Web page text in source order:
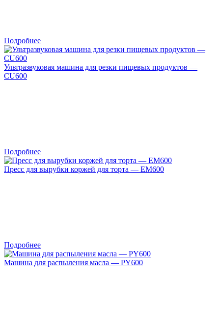
Подробнее
Ультразвуковая машина для резки пищевых продуктов —
CU600
Подробнее
Пресс для вырубки коржей для торта — EM600
Подробнее
Машина для распыления масла — PY600